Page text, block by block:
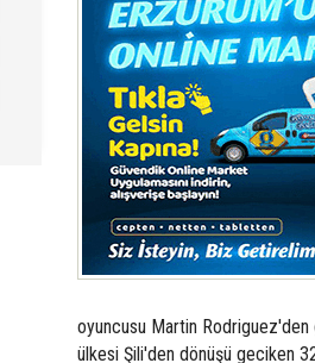
oyuncusu Martin Rodriguez'den
ülkesi Şili'den dönüşü geciken